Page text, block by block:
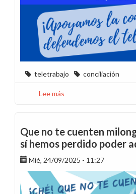
teletrabajo conciliación
Lee más
solución:
tres
casos
ocurridos
en
Que no te cuenten
sí hemos perdido poder
Mié, 24/09/2025 - 11:27